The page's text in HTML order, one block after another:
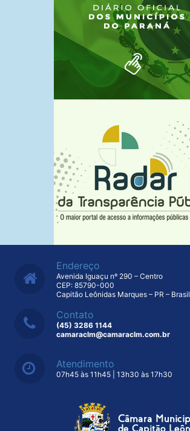
Endereço
Avenida Iguaçu nº 290 – Centro
CEP: 85790-000
Capitão Leônidas Marques – PR – Brasil
Contato
(45) 3286 1144
camaraclm@camaraclm.com.br
Atendimento
07h45 às 11h45 | 13h30 às 17h30